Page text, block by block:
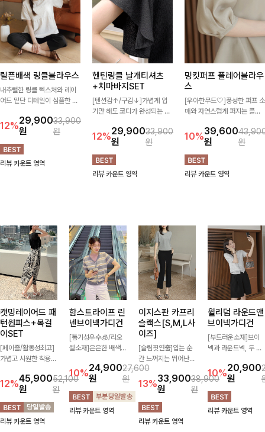
릴픈배색 링클블라우스
내추럴한 링클 텍스처와 레이
어드 밑단 디테일이 심플한 디
볍게 툭 입기만 해도 멋스러운
스타일을 완성해드려요- 여유
로운 핏으로 군살은 자연스럽
게 커버해주고, 편안한 착용감
까지 더해 손이 자주 가는 데일
12%29,900
원
33,900
원
리뷰 카운트 영역
헨틴링클 날개티셔츠
+치마바지SET
[텐션감↑/구김↓]가볍게 입
기만 해도 코디가 완성되는 세
지는 프릴 날개 소매가 우아한
포인트를 더해드립니다💕 잔
잔한 링클 텍스처 소재와 편안
한 허리밴딩으로 하루 종일 산
뜻하고 쾌적하게 즐겨보세요!
12%29,900
원
33,900
원
리뷰 카운트 영역
밍킷퍼프 플레어블라우
스
[우아한무드🤍]풍성한 퍼프 소
매와 자연스럽게 퍼지는 플레
를 완성해주는 블라우스 🤍 체
형을 자연스럽게 커버해주며
걸을 때마다 살랑이는 핏으로
데일리룩부터 데이트룩까지 화
사하게 즐기기 좋은 아이템이
10%39,600
원
원
리뷰 카운트 영역
캣밍레이어드 패
턴원피스+목걸
이SET
[페이즐/활동성최고]
가볍고 시원한 착용감
없이 즐기기 좋은 라
운드 니트 🤍 베이직
한 디자인으로 다양한
하의와 손쉽게 매치되
어 데일리하게 활용하
12%45,900
원
52,100
원
리뷰 카운트 영역
함스트라이프 린
넨브이넥가디건
[통기성우수🧊/리오
셀소재]은은한 배색
캐주얼하면서도 산뜻
한 무드 살려주는 니
트 가디건 💛 브이넥
라인에 슬림하게 떨어
지는 핏 더해져 단독
10%24,900
원
27,600
원
리뷰 카운트 영역
이지스판 카프리
슬랙스[S,M,L사
이즈]
[슬림핏연출]입는 순
간 느껴지는 뛰어난
신축성으로 활동량 많
은 날에도 편안하게
🌿 발목이 드러나는
카프리 기장이 다리
라인을 더욱 길고 산
뜻하게 보여주며, 깔
13%33,900
원
38,900
원
리뷰 카운트 영역
윌리덤 라운드앤
브이넥가디건
[부드러운소재]브이
넥과 라운드넥, 두 가
맞게 선택할 수 있는
활용도 높은 가디건
🤍 부드러운 착용감
과 베이직한 디자인으
로 단독은 물론 가볍
10%20,900
원
리뷰 카운트 영역